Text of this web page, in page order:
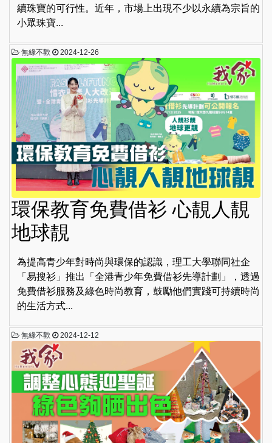
續珠寶的可行性。近年，市場上出現不少以永續為宗旨的
小眾珠寶...
無綠不歡 2024-12-26
環保教育免費借衫 心靚人靚
地球靚
為提高青少年對時尚與環保的認識，理工大學聯同社企
「易搜衫」推出「全港青少年免費借衫先導計劃」，透過
免費借衫服務及綠色時尚教育，鼓勵他們實踐可持續時尚
的生活方式...
無綠不歡 2024-12-12